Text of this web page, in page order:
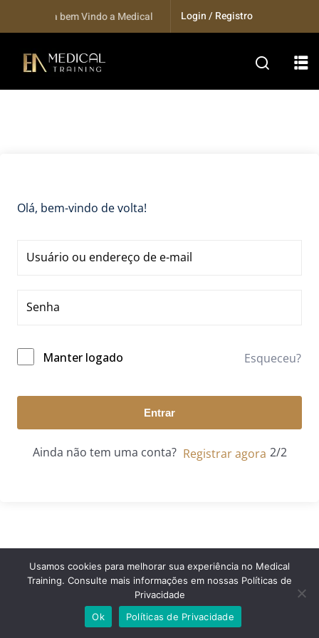
Seja bem Vindo a Medical Training...Login / Registro
Olá, bem-vindo de volta!
Manter logado Esqueceu?
Entrar
Ainda não tem uma conta? Registrar agora
© 2024 Medical Training. Todos os direitos reservados.
Usamos cookies para melhorar sua experiência no Medical
Training. Consulte mais informações em nossas Políticas de
Privacidade
Ok
Políticas de Privacidade